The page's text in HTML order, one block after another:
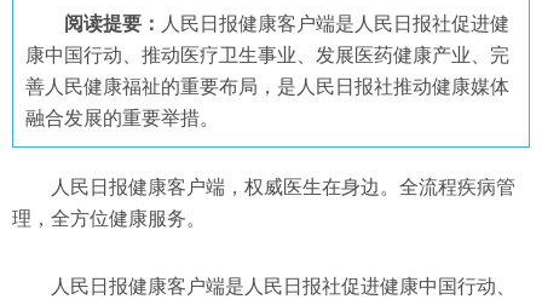
阅读提要： 人民日报健康客户端是人民日报社促进健
康中国行动、推动医疗卫生事业、发展医药健康产业、完
善人民健康福祉的重要布局，是人民日报社推动健康媒体
融合发展的重要举措。
人民日报健康客户端，权威医生在身边。全流程疾病管
理，全方位健康服务。
人民日报健康客户端是人民日报社促进健康中国行动、